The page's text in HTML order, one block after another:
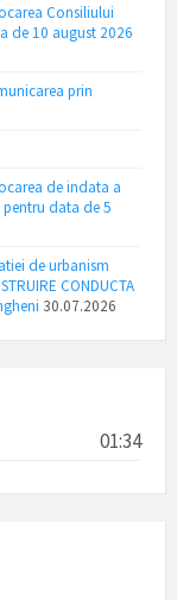
Consiliului
de 10 august 2026
prin
de indata a
data de 5
de urbanism
CONDUCTA
30.07.2026
01:34